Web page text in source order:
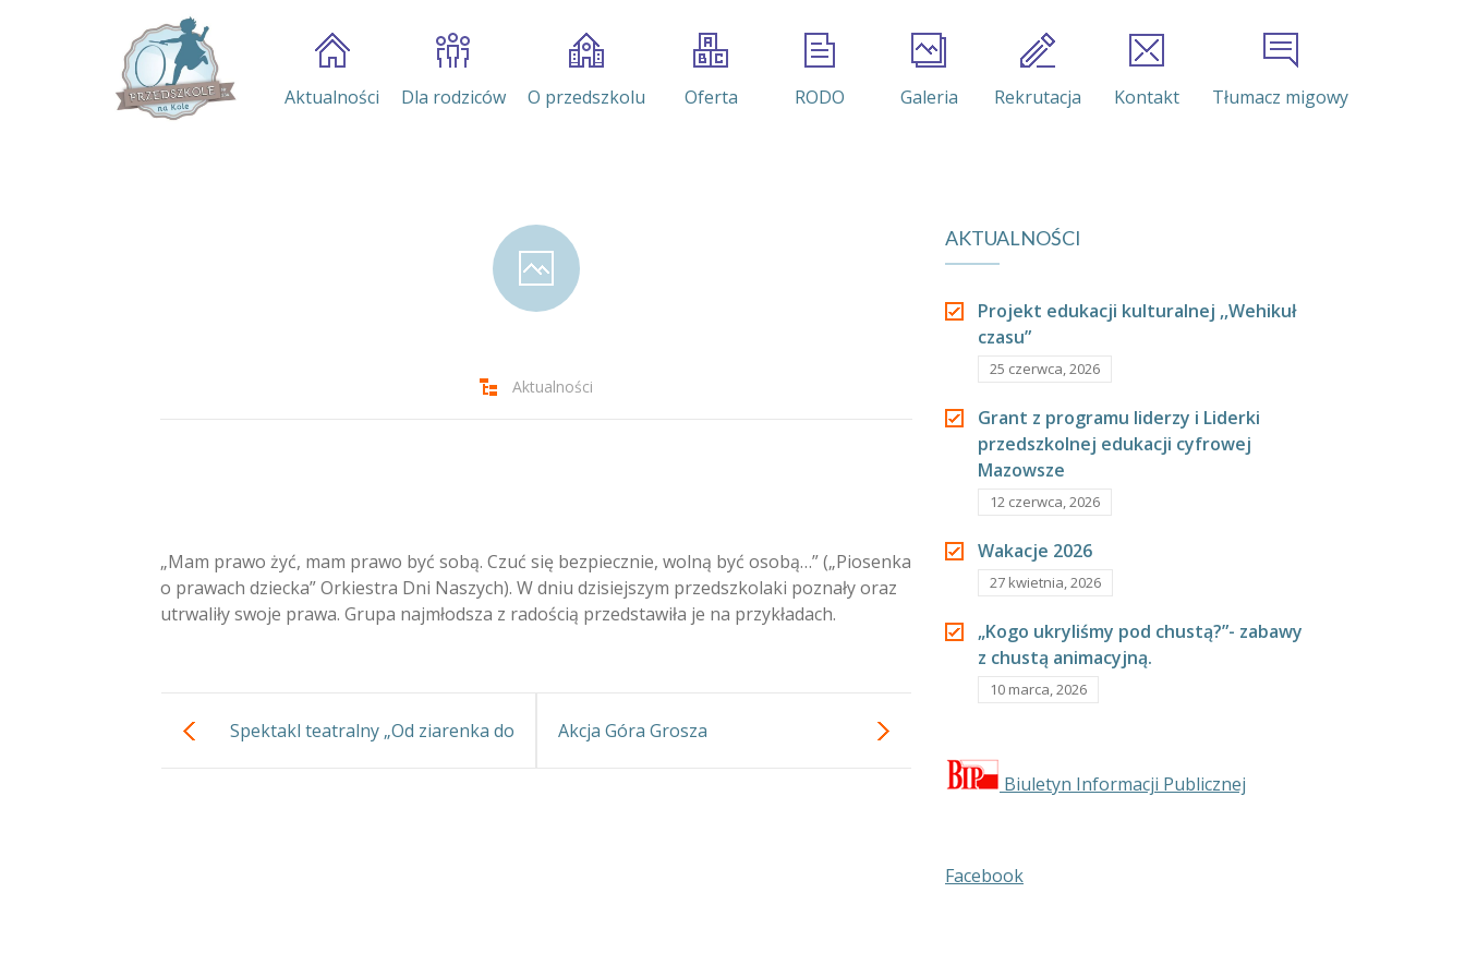
Aktualności Dla rodziców O przedszkolu Oferta RODO Galeria Rekrutacja Kontakt Tłumacz migowy
Aktualności
„Mam prawo żyć, mam prawo być sobą. Czuć się bezpiecznie, wolną być osobą…” („Piosenka
o prawach dziecka” Orkiestra Dni Naszych). W dniu dzisiejszym przedszkolaki poznały oraz
utrwaliły swoje prawa. Grupa najmłodsza z radością przedstawiła je na przykładach.
Spektakl teatralny „Od ziarenka do Akcja Góra Grosza
AKTUALNOŚCI
Projekt edukacji kulturalnej ,,Wehikuł
czasu”
25 czerwca, 2026
Grant z programu liderzy i Liderki
przedszkolnej edukacji cyfrowej
Mazowsze
12 czerwca, 2026
Wakacje 2026
27 kwietnia, 2026
„Kogo ukryliśmy pod chustą?”- zabawy
z chustą animacyjną.
10 marca, 2026
Biuletyn Informacji Publicznej
Facebook